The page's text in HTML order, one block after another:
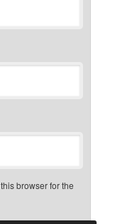
browser for the